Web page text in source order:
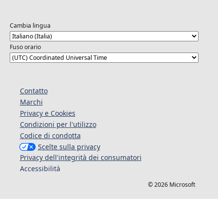
Cambia lingua
Fuso orario
Contatto
Marchi
Privacy e Cookies
Condizioni per l'utilizzo
Codice di condotta
Scelte sulla privacy
Privacy dell'integrità dei consumatori
Accessibilità
© 2026 Microsoft